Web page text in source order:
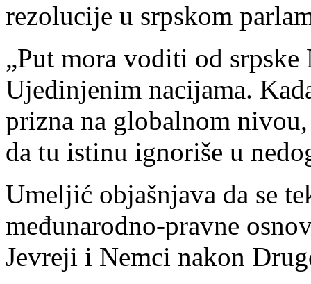
rezolucije u srpskom
„Put mora voditi od srpske
Ujedinjenim nacijama.
prizna na globalnom
da tu istinu ignoriše u
Umeljić objašnjava da se
međunarodno-pravne
Jevreji i Nemci nakon